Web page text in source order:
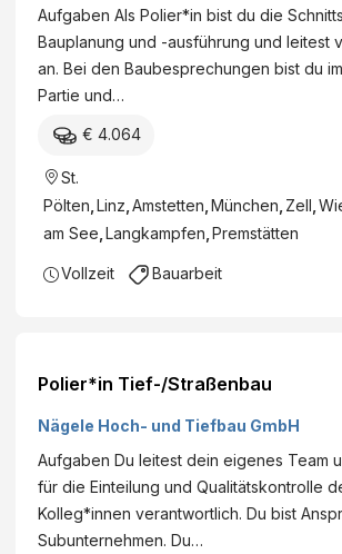
Aufgaben Als Polier*in bist du die
Bauplanung und -ausführung und leitest
an. Bei den Baubesprechungen bist du
Partie und…
€ 4.064
St.
Pölten Linz Amstetten München Zell
am See Langkampfen Premstätten
Vollzeit Bauarbeit
Polier*in Tief-/Straßenbau
Nägele Hoch- und Tiefbau GmbH
Aufgaben Du leitest dein eigenes Team
für die Einteilung und Qualitätskontrolle
Kolleg*innen verantwortlich. Du bist
Subunternehmen. Du…